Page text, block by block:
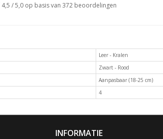
4,5 / 5,0 op basis van 372 beoordelingen
Leer - Kralen
Zwart - Rood
Aanpasbaar (18-25 cm)
4
INFORMATIE